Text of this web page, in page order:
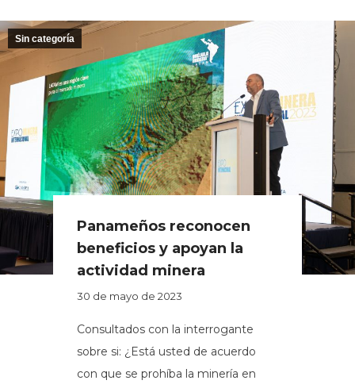
Sin categoría
Panameños reconocen
beneficios y apoyan la
actividad minera
30 de mayo de 2023
Consultados con la interrogante
sobre si: ¿Está usted de acuerdo
con que se prohíba la minería en